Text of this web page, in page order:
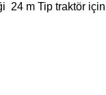
24 m Tip traktör için